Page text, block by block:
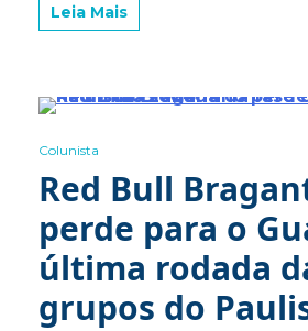
Leia Mais
Colunista
Red Bull
perde para o
última rodada
grupos do